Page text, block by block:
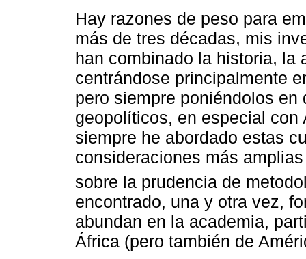
Hay razones de peso para
más de tres décadas, mis
han combinado la historia, la
centrándose principalmente
pero siempre poniéndolos
geopolíticos, en especial con
siempre he abordado estas
consideraciones más
sobre la prudencia de
encontrado, una y otra vez,
abundan en la academia,
África (pero también de